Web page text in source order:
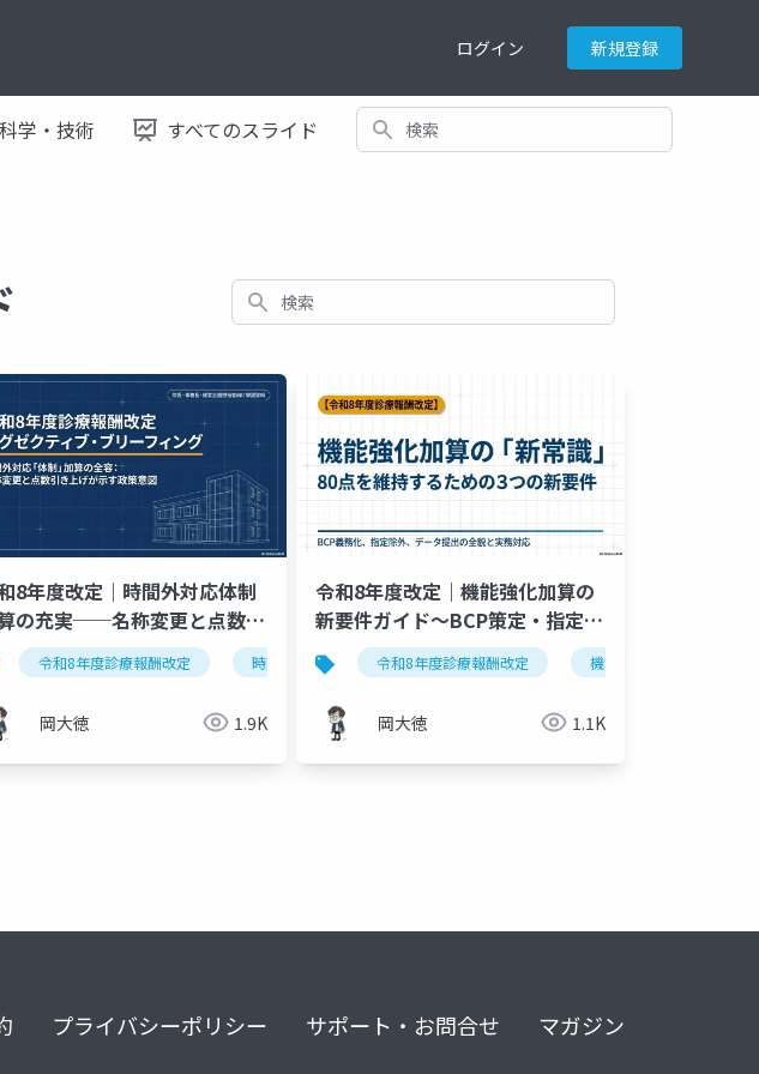
ログイン 新規登録
科学・技術 すべてのスライド 検索
検索
capd 令和8年度 外来機能分化 かかりつけ医
8年度改定｜時間外対応体制
の充実──名称変更と点数引
げの全容
令和8年度診療報酬改定 時間外対応体制加算 かかりつけ医機能
岡大徳 1.9K
令和8年度改定｜機能強化加算の
新要件ガイド～BCP策定・指定除
外・データ提出～
令和8年度診療報酬改定 機能強化加算
岡大徳 1.1K
プライバシーポリシー サポート・お問合せ マガジン